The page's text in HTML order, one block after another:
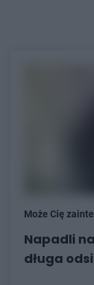
Może Cię
Napadli
długa